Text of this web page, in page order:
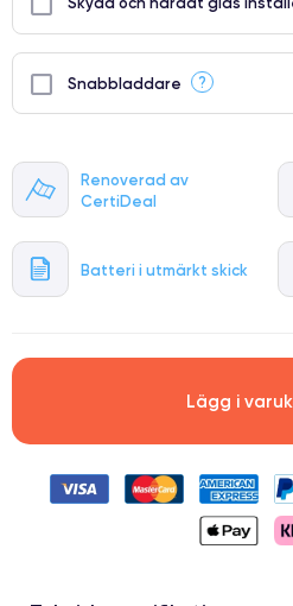
Renoverad av
CertiDeal
Batteri i utmärkt skick
Snabbladdare ?
Lägg i